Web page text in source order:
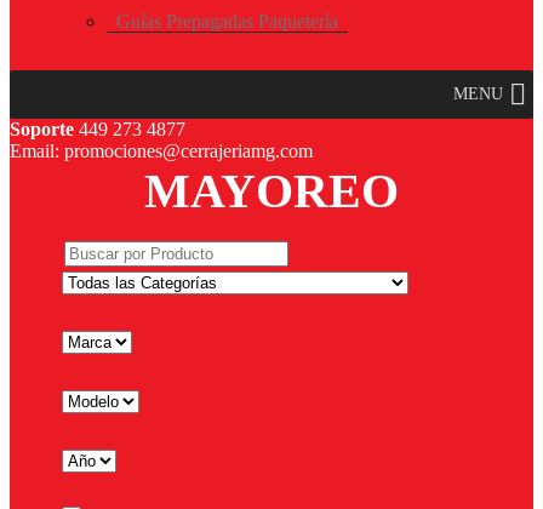
Guías Prepagadas Paquetería
MENU
Soporte 449 273 4877
Email: promociones@cerrajeriamg.com
MAYOREO